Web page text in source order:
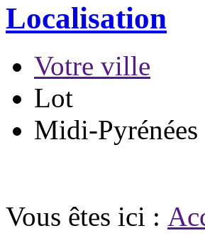
Localisation
Votre ville
Lot
Midi-Pyrénées
Vous êtes ici :